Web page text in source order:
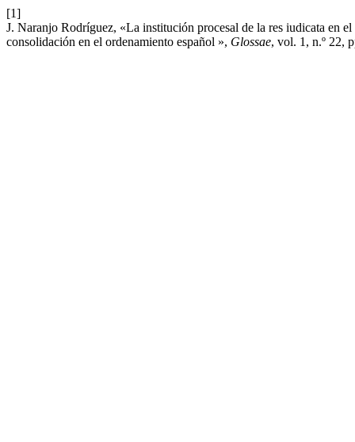
[1]
J. Naranjo Rodríguez, «La institución procesal de la res iudicata en
consolidación en el ordenamiento español », Glossae, vol. 1, n.º 22,